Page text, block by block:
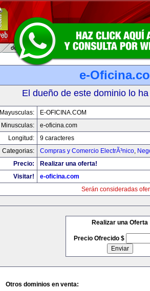
e-
El dueño de este dominio lo
Mayusculas:
E-OFICINA.COM
Minusculas:
e-oficina.com
Longitud:
9 caracteres
Categorias:
Compras y Comercio ElectrÃ³nico,
Precio:
Realizar una oferta!
Visitar!
e-oficina.com
Serán consideradas
Realizar una Oferta
Precio Ofrecido $
Otros dominios en venta: